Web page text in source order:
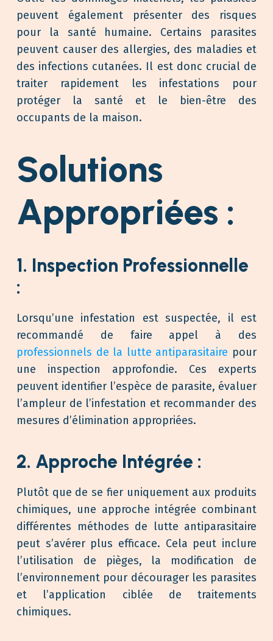
peuvent également présenter des risques
pour la santé humaine. Certains parasites
peuvent causer des allergies, des maladies et
des infections cutanées. Il est donc crucial de
traiter rapidement les infestations pour
protéger la santé et le bien-être des
occupants de la maison.
Solutions
Appropriées :
1. Inspection Professionnelle
:
Lorsqu’une infestation est suspectée, il est
recommandé de faire appel à des
professionnels de la lutte antiparasitaire pour
une inspection approfondie. Ces experts
peuvent identifier l’espèce de parasite, évaluer
l’ampleur de l’infestation et recommander des
mesures d’élimination appropriées.
2. Approche Intégrée :
Plutôt que de se fier uniquement aux produits
chimiques, une approche intégrée combinant
différentes méthodes de lutte antiparasitaire
peut s’avérer plus efficace. Cela peut inclure
l’utilisation de pièges, la modification de
l’environnement pour décourager les parasites
et l’application ciblée de traitements
chimiques.